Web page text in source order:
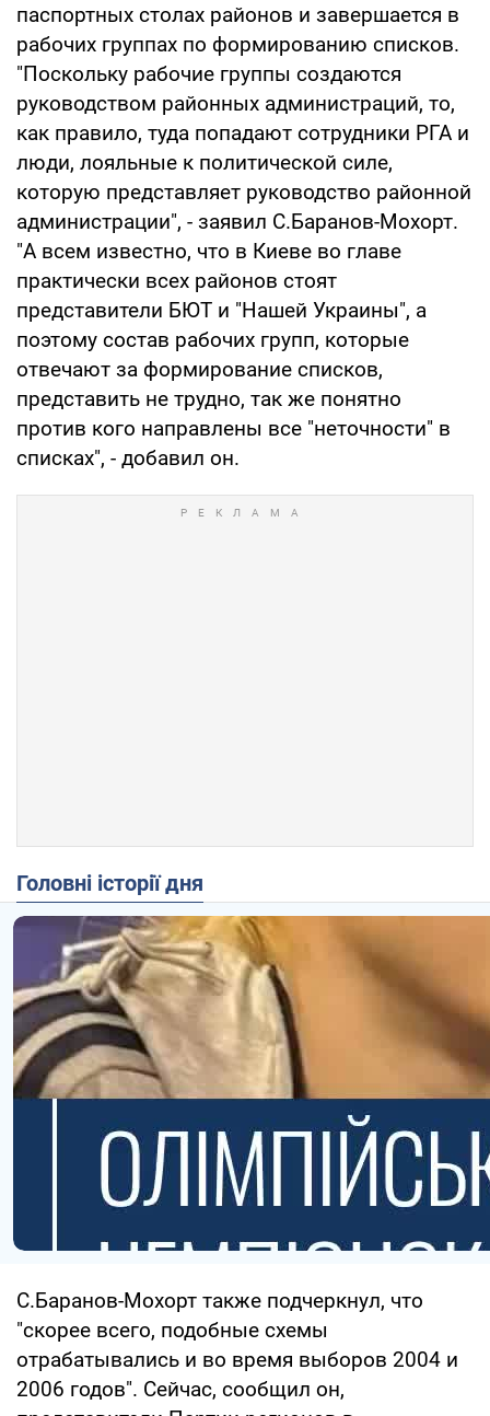
паспортных столах районов и завершается в
рабочих группах по формированию списков.
"Поскольку рабочие группы создаются
руководством районных администраций, то,
как правило, туда попадают сотрудники РГА и
люди, лояльные к политической силе,
которую представляет руководство районной
администрации", - заявил С.Баранов-Мохорт.
"А всем известно, что в Киеве во главе
практически всех районов стоят
представители БЮТ и "Нашей Украины", а
поэтому состав рабочих групп, которые
отвечают за формирование списков,
представить не трудно, так же понятно
против кого направлены все "неточности" в
списках", - добавил он.
Головні історії дня
С.Баранов-Мохорт также подчеркнул, что
"скорее всего, подобные схемы
отрабатывались и во время выборов 2004 и
2006 годов". Сейчас, сообщил он,